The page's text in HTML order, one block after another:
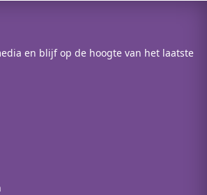
en blijf op de hoogte van het laatste